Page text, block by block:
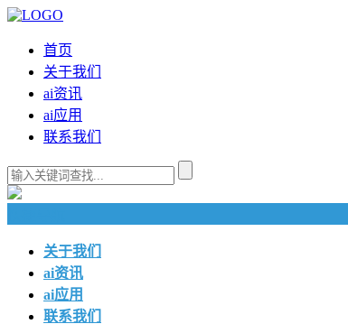
首页
关于我们
ai资讯
ai应用
联系我们
关于我们
ai资讯
ai应用
联系我们